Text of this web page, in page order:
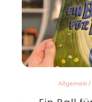
Allgemein /